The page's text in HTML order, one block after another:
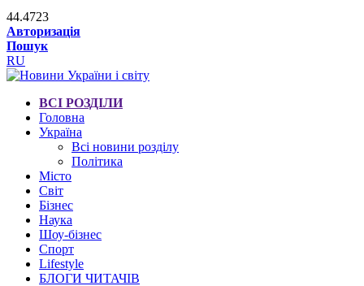
44.4723
Авторизація
Пошук
RU
ВСІ РОЗДІЛИ
Головна
Україна
Всі новини розділу
Політика
Місто
Світ
Бізнес
Наука
Шоу-бізнес
Спорт
Lifestyle
БЛОГИ ЧИТАЧІВ